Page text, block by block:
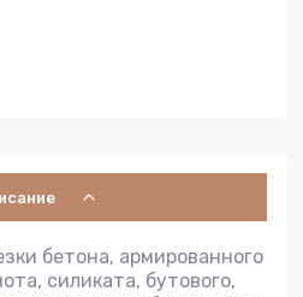
бетона, армированного
силиката, бутового,